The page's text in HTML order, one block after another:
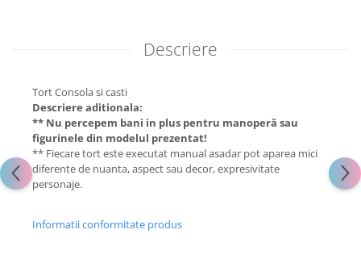
Descriere
Tort Consola si casti
Descriere aditionala:
** Nu percepem bani in plus pentru manoperă sau
figurinele din modelul prezentat!
** Fiecare tort este executat manual asadar pot aparea mici
diferente de nuanta, aspect sau decor, expresivitate
personaje.
Informatii conformitate produs